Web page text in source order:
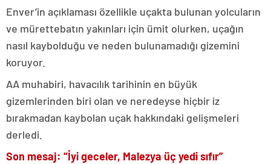
Enver’in açıklaması özellikle uçakta bulunan yolcuların
ve mürettebatın yakınları için ümit olurken, uçağın
nasıl kaybolduğu ve neden bulunamadığı gizemini
koruyor.
AA muhabiri, havacılık tarihinin en büyük
gizemlerinden biri olan ve neredeyse hiçbir iz
bırakmadan kaybolan uçak hakkındaki gelişmeleri
derledi.
Son mesaj: “İyi geceler, Malezya üç yedi sıfır”